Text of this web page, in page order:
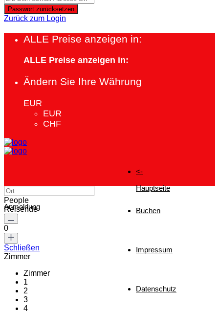
Passwort zurücksetzen
Zurück zum Login
ALLE Preise anzeigen in:
ALLE Preise anzeigen in:
Ändern Sie Ihre Währung
EUR
EUR
CHF
<-
Hauptseite
Buchen
Impressum
Datenschutz
Anmeldung
People
Reisende
0
Schließen
Zimmer
Zimmer
1
2
3
4